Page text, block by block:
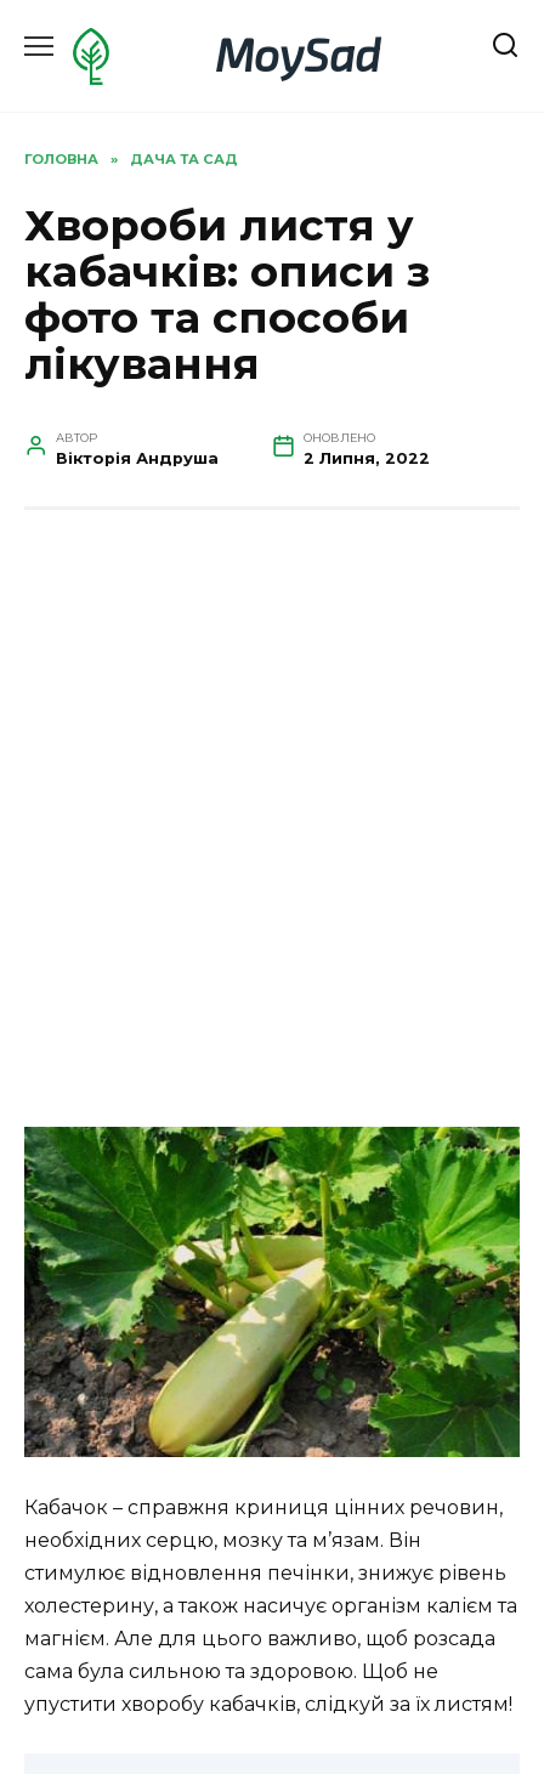
до
MoySad
ГОЛОВНА » ДАЧА ТА САД
Хвороби листя у
кабачків: описи з
фото та способи
лікування
АВТОР
Вікторія Андруша
ОНОВЛЕНО
2 Липня, 2022
Кабачок – справжня криниця цінних речовин,
необхідних серцю, мозку та м’язам. Він
стимулює відновлення печінки, знижує рівень
холестерину, а також насичує організм калієм та
магнієм. Але для цього важливо, щоб розсада
сама була сильною та здоровою. Щоб не
упустити хворобу кабачків, слідкуй за їх листям!